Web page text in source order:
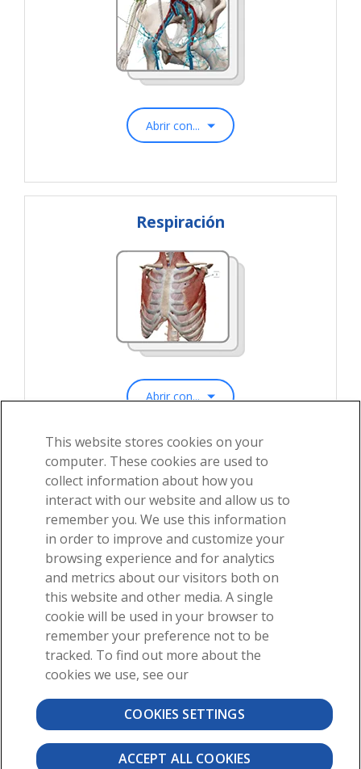
Abrir con...
Respiración
Abrir con...
Anterior 1 2 3 4 5
¡Reciba nuestros increíbles correos electrónicos de
anatomía!
Cuando usted selecciona "Suscribirse", comenzará a recibir nuestro
boletín informativo por correo electrónico. Utilice los enlaces en la
parte inferior de cualquier correo electrónico para administrar el tipo
de correos electrónicos que recibe o para darse de baja. Consulte
©2026 Visible Body, una división de Cengage Learning
Términos de uso
Privacidad Permisos
This website stores cookies on your
computer. These cookies are used to
collect information about how you
interact with our website and allow us to
remember you. We use this information
in order to improve and customize your
browsing experience and for analytics
and metrics about our visitors both on
this website and other media. A single
cookie will be used in your browser to
remember your preference not to be
tracked. To find out more about the
cookies we use, see our
COOKIES SETTINGS
ACCEPT ALL COOKIES